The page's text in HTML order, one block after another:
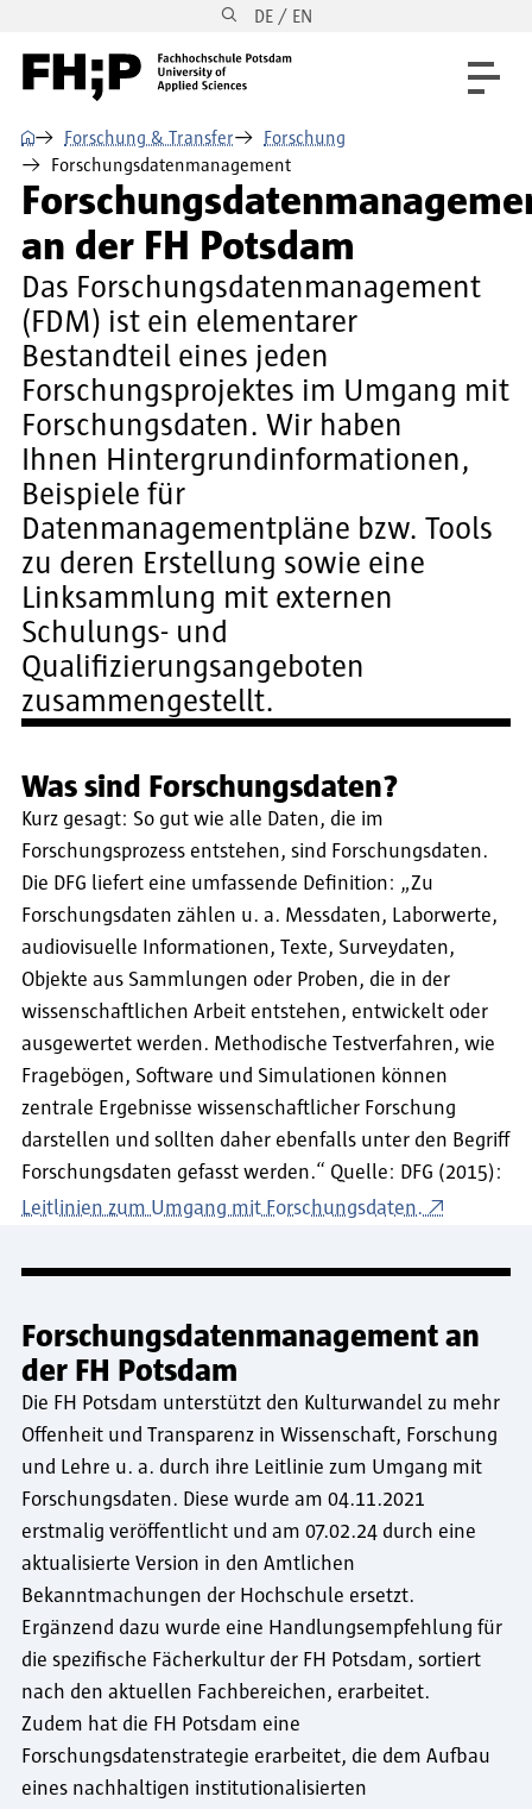
Direkt zur Hauptnavigation DE / EN
⌂ Forschung & Transfer
Forschung
Forschungsdatenmanagement
an der FH Potsdam
Das Forschungsdatenmanagement
(FDM) ist ein elementarer
Bestandteil eines jeden
Forschungsprojektes im Umgang mit
Forschungsdaten. Wir haben
Ihnen Hintergrundinformationen,
Beispiele für
Datenmanagementpläne bzw. Tools
zu deren Erstellung sowie eine
Linksammlung mit externen
Schulungs- und
Qualifizierungsangeboten
zusammengestellt.
Was sind Forschungsdaten?
Kurz gesagt: So gut wie alle Daten, die im
Forschungsprozess entstehen, sind Forschungsdaten.
Die DFG liefert eine umfassende Definition: „Zu
Forschungsdaten zählen u. a. Messdaten, Laborwerte,
audiovisuelle Informationen, Texte, Surveydaten,
Objekte aus Sammlungen oder Proben, die in der
wissenschaftlichen Arbeit entstehen, entwickelt oder
ausgewertet werden. Methodische Testverfahren, wie
Fragebögen, Software und Simulationen können
zentrale Ergebnisse wissenschaftlicher Forschung
darstellen und sollten daher ebenfalls unter den Begriff
Forschungsdaten gefasst werden.“ Quelle: DFG (2015):
Leitlinien zum Umgang mit Forschungsdaten.
Forschungsdatenmanagement an
der FH Potsdam
Die FH Potsdam unterstützt den Kulturwandel zu mehr
Offenheit und Transparenz in Wissenschaft, Forschung
und Lehre u. a. durch ihre Leitlinie zum Umgang mit
Forschungsdaten. Diese wurde am 04.11.2021
erstmalig veröffentlicht und am 07.02.24 durch eine
aktualisierte Version in den Amtlichen
Bekanntmachungen der Hochschule ersetzt.
Ergänzend dazu wurde eine Handlungsempfehlung für
die spezifische Fächerkultur der FH Potsdam, sortiert
nach den aktuellen Fachbereichen, erarbeitet.
Zudem hat die FH Potsdam eine
Forschungsdatenstrategie erarbeitet, die dem Aufbau
eines nachhaltigen institutionalisierten